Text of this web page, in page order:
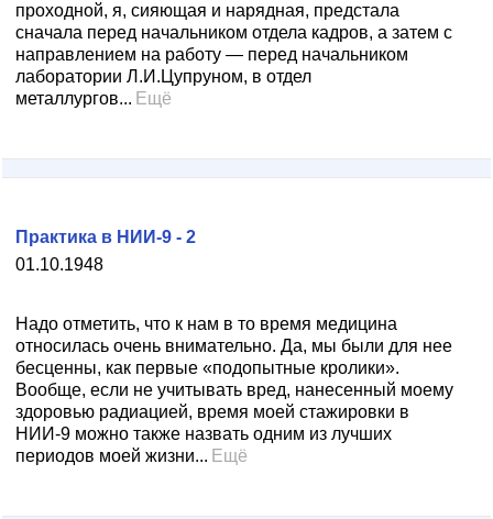
проходной, я, сияющая и нарядная, предстала
сначала перед начальником отдела кадров, а затем с
направлением на работу — перед начальником
лаборатории Л.И.Цупруном, в отдел
металлургов... Ещё
01.10.1948
Практика в НИИ-9 - 2
Надо отметить, что к нам в то время медицина
относилась очень внимательно. Да, мы были для нее
бесценны, как первые «подопытные кролики».
Вообще, если не учитывать вред, нанесенный моему
здоровью радиацией, время моей стажировки в
НИИ-9 можно также назвать одним из лучших
периодов моей жизни... Ещё